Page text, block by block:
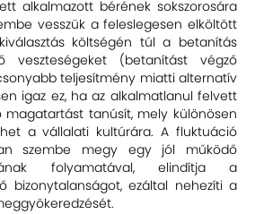
alkalmazott bérének sokszorosára
vesszük a feleslegesen elköltött
költségén túl a betanítás
veszteségeket (betanítást végző
teljesítmény miatti alternatív
igaz ez, ha az alkalmatlanul felvett
magatartást tanúsít, mely különösen
a vállalati kultúrára. A fluktuáció
szembe megy egy jól működő
folyamatával, elindítja a
bizonytalanságot, ezáltal nehezíti a